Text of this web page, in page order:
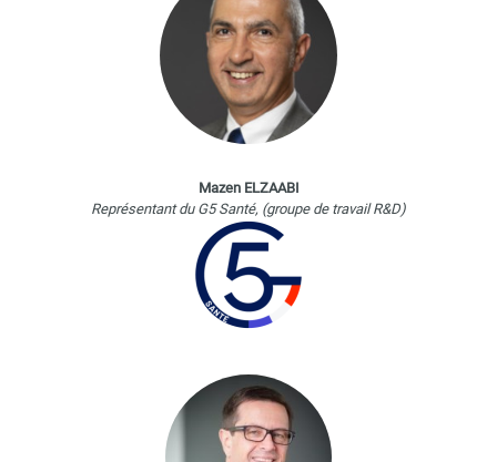
Mazen ELZAABI
Représentant du G5 Santé, (groupe de travail R&D)